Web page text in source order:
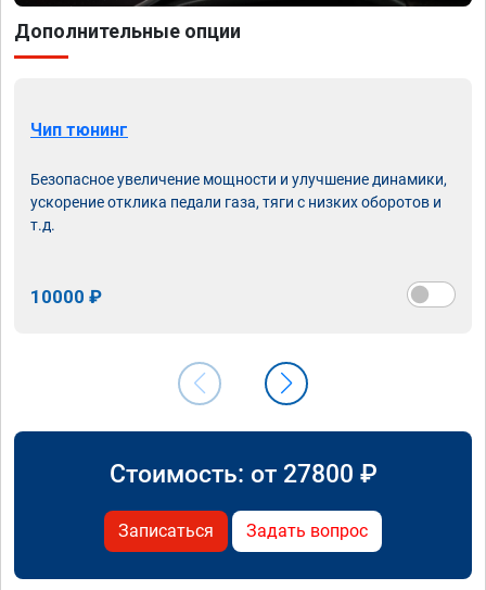
Дополнительные опции
Чип тюнинг
Безопасное увеличение мощности и улучшение динамики,
ускорение отклика педали газа, тяги с низких оборотов и
т.д.
10000 ₽
Стоимость: от 27800 ₽
Записаться Задать вопрос